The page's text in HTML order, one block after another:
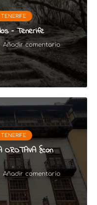
TENERIFE
– Tenerife
Añadir comentario
TENERIFE
{con
Añadir comentario